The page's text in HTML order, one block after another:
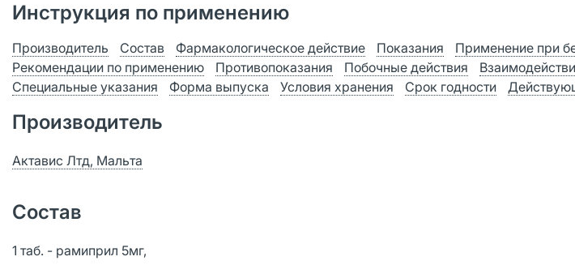
Инструкция по применению
Производитель Состав Фармакологическое действие Показания
Применение при
Рекомендации по применению
Противопоказания Побочные действия
Специальные указания
Форма выпуска Условия хранения Срок годности
Производитель
Актавис Лтд, Мальта
Состав
1 таб. - рамиприл 5мг,